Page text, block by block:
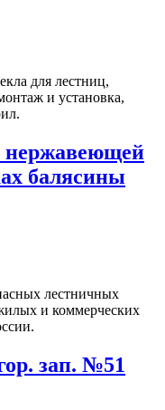
нержавеющей
балясины
зап. №51